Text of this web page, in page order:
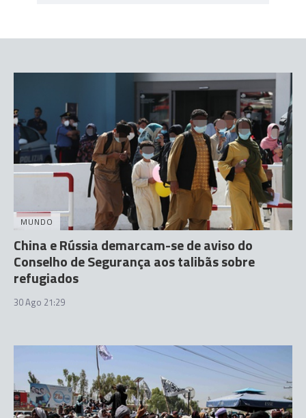
MUNDO
China e Rússia demarcam-se de aviso do
Conselho de Segurança aos talibãs sobre
refugiados
30 Ago 21:29